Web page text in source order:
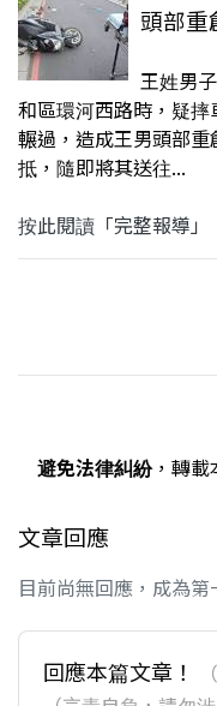
頭部重
王姓男
和區環河西路時，疑
輾過，造成王男頭部
抵，隨即將其送往...
按此閱讀「完整報導」
避免法律糾紛，轉載
文章回應
目前尚無回應，成為第
回應本篇文章！